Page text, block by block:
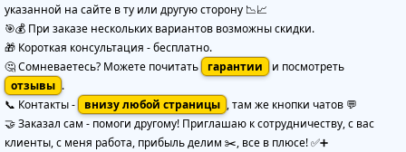
указанной на сайте в ту или другую сторону 📉📈
🎯💰 При заказе нескольких вариантов возможны скидки.
🎁 Короткая консультация - бесплатно.
🤔 Сомневаетесь? Можете почитать
гарантии
и посмотреть
отзывы .
📞 Контакты -
внизу любой страницы , там же кнопки чатов 💬
🤝 Заказал сам - помоги другому! Приглашаю к сотрудничеству, с вас
клиенты, с меня работа, прибыль делим ✂️, все в плюсе! ✅➕